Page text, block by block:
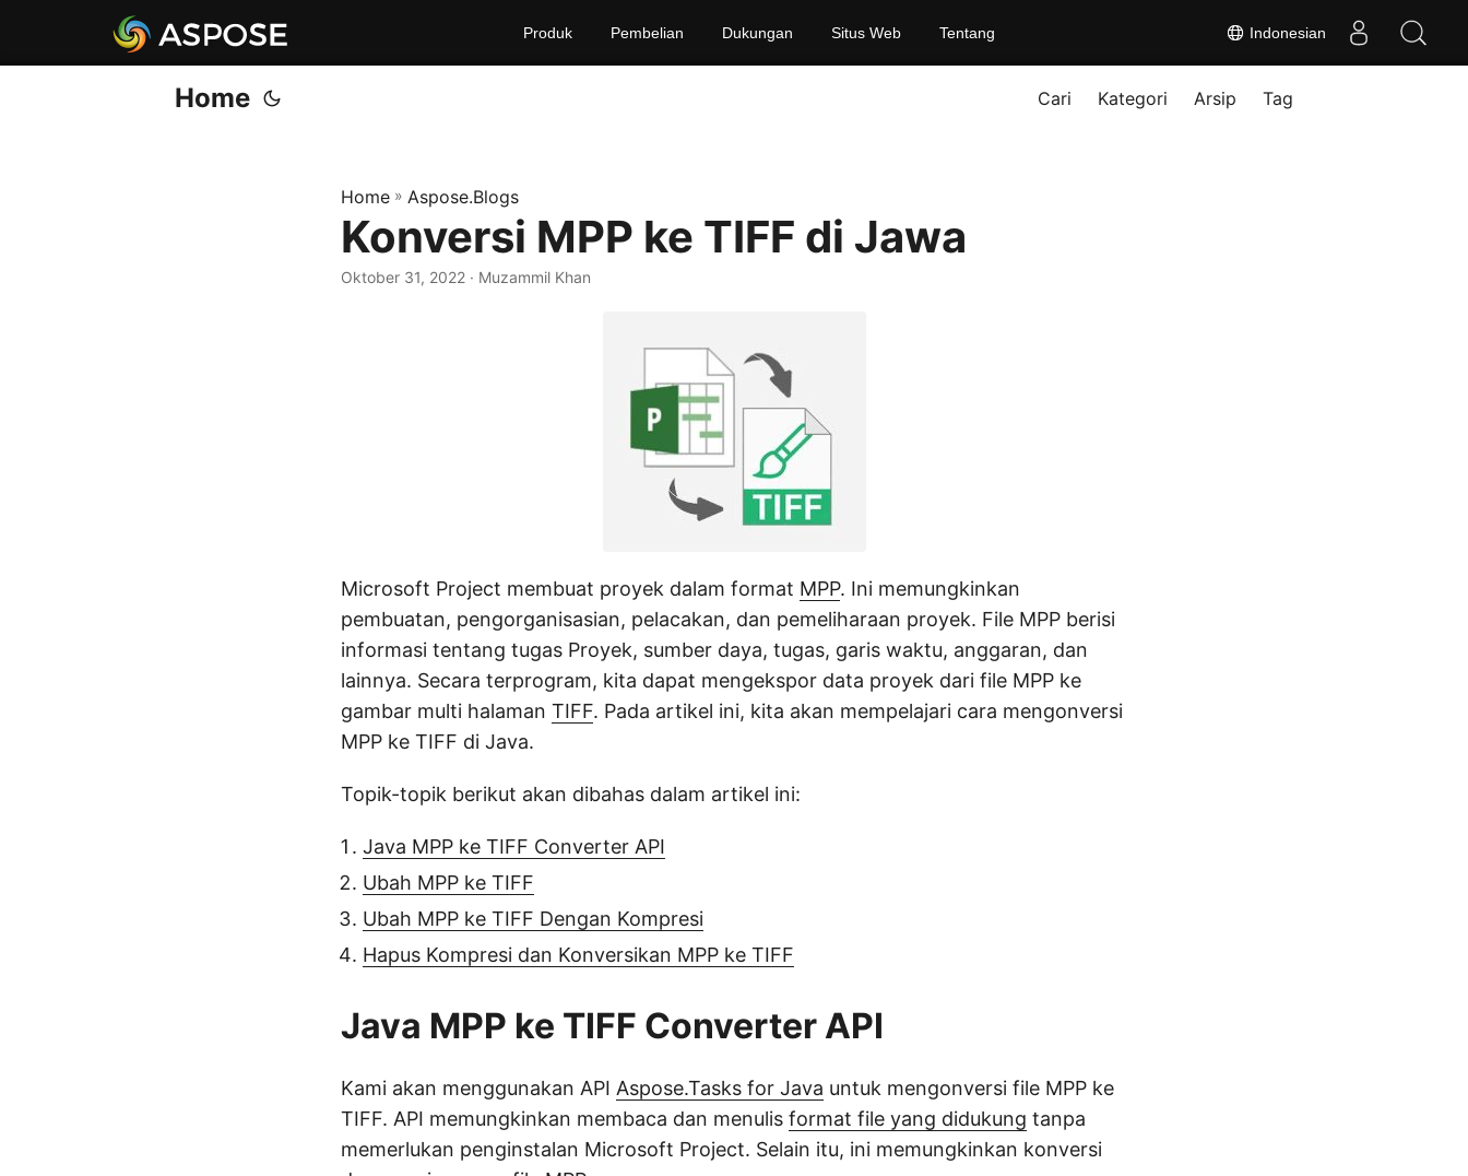
Indonesian
Produk Pembelian Dukungan Situs Web Tentang
Home Cari Kategori Arsip Tag
Home » Aspose.Blogs
Konversi MPP ke TIFF di Jawa
Oktober 31, 2022 · Muzammil Khan
Microsoft Project membuat proyek dalam format MPP. Ini memungkinkan
pembuatan, pengorganisasian, pelacakan, dan pemeliharaan proyek. File MPP berisi
informasi tentang tugas Proyek, sumber daya, tugas, garis waktu, anggaran, dan
lainnya. Secara terprogram, kita dapat mengekspor data proyek dari file MPP ke
gambar multi halaman TIFF. Pada artikel ini, kita akan mempelajari cara mengonversi
MPP ke TIFF di Java.
Topik-topik berikut akan dibahas dalam artikel ini:
Java MPP ke TIFF Converter API
Ubah MPP ke TIFF
Ubah MPP ke TIFF Dengan Kompresi
Hapus Kompresi dan Konversikan MPP ke TIFF
Java MPP ke TIFF Converter API
Kami akan menggunakan API Aspose.Tasks for Java untuk mengonversi file MPP ke
TIFF. API memungkinkan membaca dan menulis format file yang didukung tanpa
memerlukan penginstalan Microsoft Project. Selain itu, ini memungkinkan konversi